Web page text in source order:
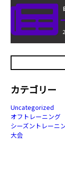
カテゴリー
Uncategorized
オフトレーニング
シーズントレーニ
大会